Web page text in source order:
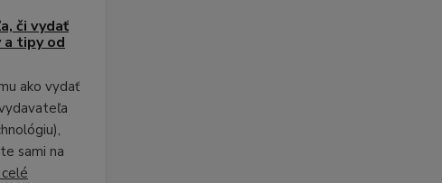
či vydať
a tipy od
ako vydať
sami na